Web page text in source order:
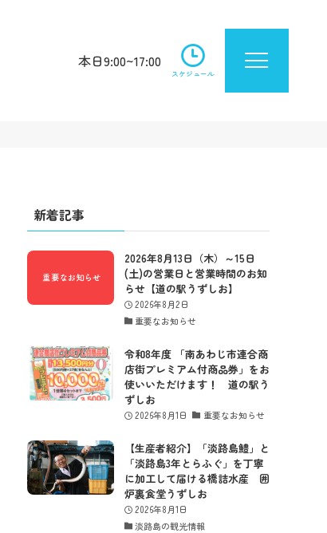
本日9:00~17:00
スケジュール
新着記事
2026年8月13日（木）～15日
(土)の営業日と営業時間のお知
らせ【道の駅うずしお】
2026年8月2日
重要なお知らせ
令和8年度 「南あわじ市連合商
店街プレミアム付商品券」をお
使いいただけます！ 道の駅う
ずしお
2026年8月1日 重要なお知らせ
【生産者紹介】「淡路島鱧」と
「淡路島3年とらふぐ」を丁寧
に加工して届ける橋詰水産 囲
炉裏食堂うずしお
2026年8月1日
淡路島の観光情報